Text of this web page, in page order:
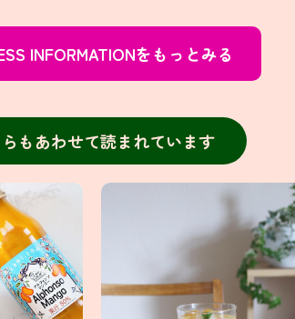
INFORMATIONをもっとみる
もあわせて読まれています